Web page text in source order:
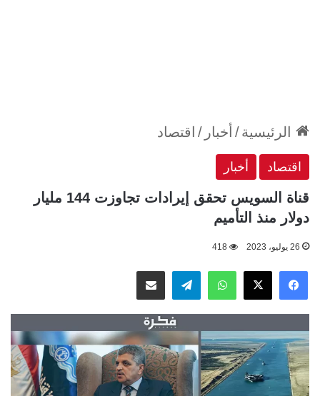
الرئيسية/ أخبار / اقتصاد
اقتصاد أخبار
قناة السويس تحقق إيرادات تجاوزت 144 مليار
دولار منذ التأميم
26 يوليو، 2023 418
فيسبوك
‫X واتسابتيلقراممشاركة عبر البريد